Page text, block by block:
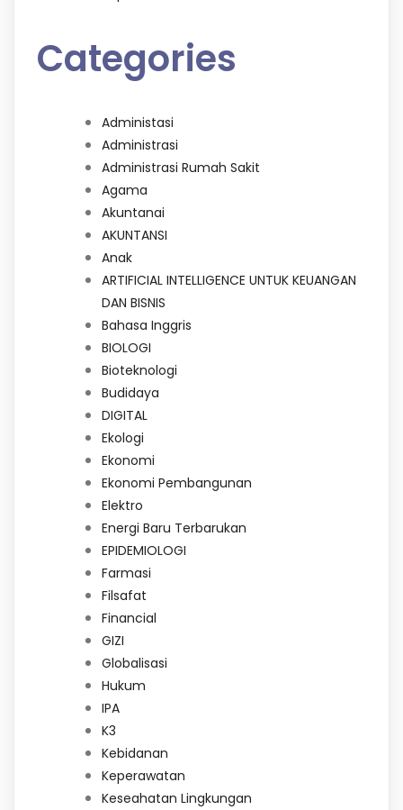
Categories
Administasi
Administrasi
Administrasi Rumah Sakit
Agama
Akuntanai
AKUNTANSI
Anak
ARTIFICIAL INTELLIGENCE UNTUK KEUANGAN
DAN BISNIS
Bahasa Inggris
BIOLOGI
Bioteknologi
Budidaya
DIGITAL
Ekologi
Ekonomi
Ekonomi Pembangunan
Elektro
Energi Baru Terbarukan
EPIDEMIOLOGI
Farmasi
Filsafat
Financial
GIZI
Globalisasi
Hukum
IPA
K3
Kebidanan
Keperawatan
Keseahatan Lingkungan